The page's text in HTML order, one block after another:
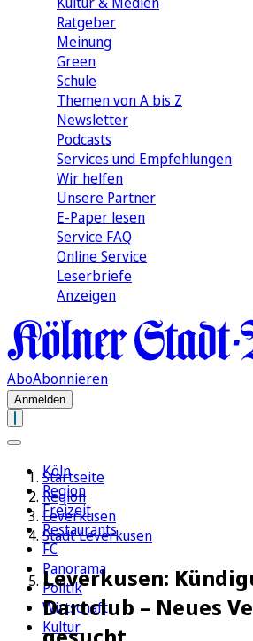
Ratgeber
Meinung
Green
Schule
Themen von A bis Z
Newsletter
Podcasts
Services und Empfehlungen
Wir helfen
Unsere Partner
E-Paper lesen
Service FAQ
Online Service
Leserbriefe
Anzeigen
AboAbonnieren
Anmelden
Köln
Region
Freizeit
Restaurants
FC
Panorama
Politik
Wirtschaft
Kultur
Startseite
Region
Leverkusen
Stadt Leverkusen
Leverkusen:
Dartclub – Neues